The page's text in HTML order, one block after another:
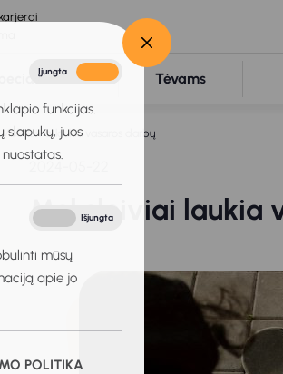
Įjungta
funkcijas.
slapukų, juos
Išjungta
mūsų
apie jo
POLITIKA
Tėvams
Moksleiviai laukia vasaros darbų
Moksleiviai laukia